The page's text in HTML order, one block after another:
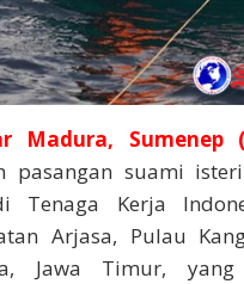
Madura, Sumenep
pasangan suami
Tenaga Kerja
Arjasa, Pulau
Jawa Timur,